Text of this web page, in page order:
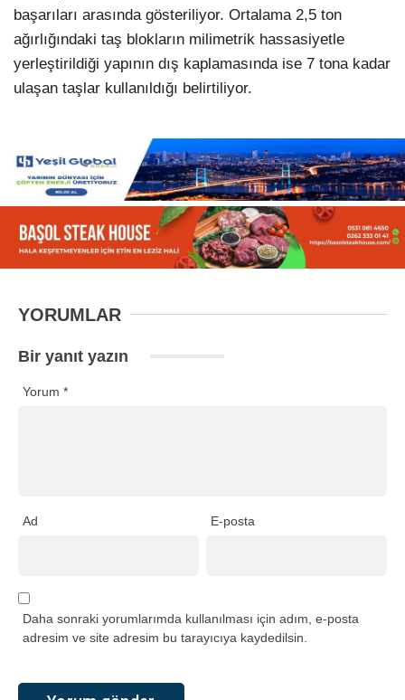
başarıları arasında gösteriliyor. Ortalama 2,5 ton
ağırlığındaki taş blokların milimetrik hassasiyetle
yerleştirildiği yapının dış kaplamasında ise 7 tona kadar
ulaşan taşlar kullanıldığı belirtiliyor.
YORUMLAR
Bir yanıt yazın
Yorum *
Ad E-posta
Daha sonraki yorumlarımda kullanılması için adım, e-posta
adresim ve site adresim bu tarayıcıya kaydedilsin.